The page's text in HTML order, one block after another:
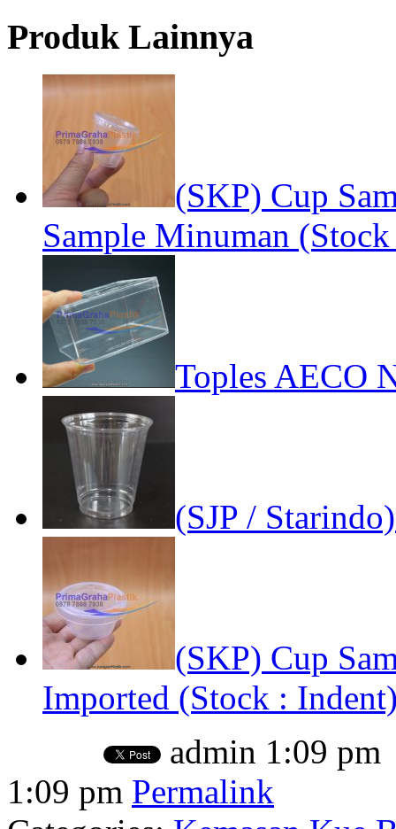
Produk Lainnya
(SKP) Cup
Sample Minuman
Toples AECO
(SJP /
(SKP) Cup
Imported (Stock :
admin 1:09 pm
1:09 pm Permalink